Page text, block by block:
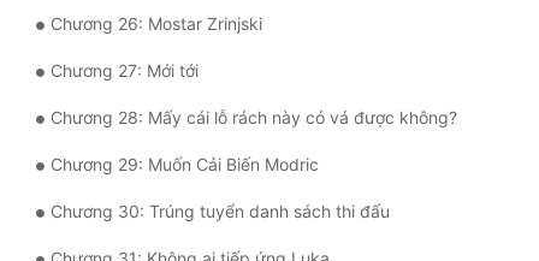
Triều Đấu
Trùng Sinh
Trọng Sinh
Tu Chân
Chương 26: Mostar Zrinjski
Chương 27: Mới tới
Chương 28: Mấy cái lỗ rách này có vá được không?
Chương 29: Muốn Cải Biến Modric
Chương 30: Trúng tuyển danh sách thi đấu